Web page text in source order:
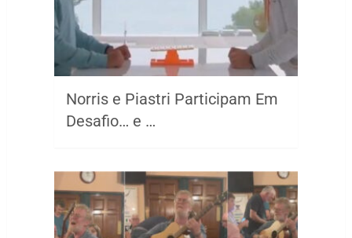
Norris e Piastri Participam Em
Desafio… e …